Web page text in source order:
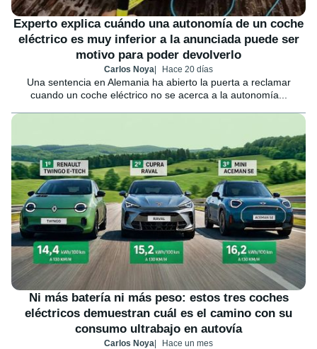
Experto explica cuándo una autonomía de un coche
eléctrico es muy inferior a la anunciada puede ser
motivo para poder devolverlo
Carlos Noya Hace 20 días
Una sentencia en Alemania ha abierto la puerta a reclamar
cuando un coche eléctrico no se acerca a la autonomía...
Ni más batería ni más peso: estos tres coches
eléctricos demuestran cuál es el camino con su
consumo ultrabajo en autovía
Carlos Noya Hace un mes